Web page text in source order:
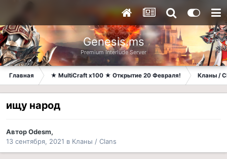
Genesis.ms
Premium Interlude Server
Главная ★ MultiCraft x100 ★ Открытие 20 Февраля! Кланы /
ищу народ
АвторOdesm,
13 сентября, 2021 в Кланы / Clans